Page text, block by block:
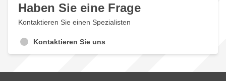
Haben Sie eine Frage
Kontaktieren Sie einen Spezialisten
Kontaktieren Sie uns